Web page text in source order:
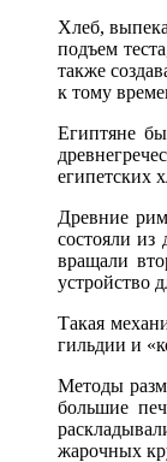
Хлеб,
подъем
также
к тому
Египтяне
египетских
Древние
состояли
вращали
устройство
Такая
гильдии и
Методы
большие
жарочных